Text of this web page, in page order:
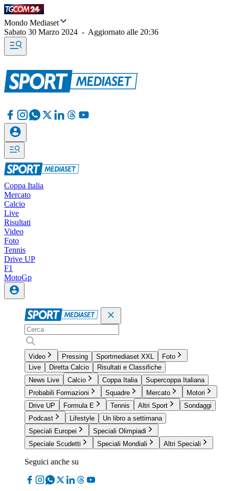
Mondo Mediaset
Sabato 30 Marzo 2024 - Aggiornato alle 20:36
Coppa Italia
Mercato
Calcio
Live
Risultati
Video
Foto
Tennis
Drive UP
F1
MotoGp
Video Pressing Sportmediaset XXL
Foto
Live
Diretta Calcio
Risultati e Classifiche
News Live
Calcio Coppa Italia
Supercoppa Italiana
Probabili Formazioni
Squadre Mercato
Motori
Drive UP
Formula E Tennis Altri Sport
Sondaggi
Podcast
Lifestyle
Un libro a settimana
Speciali Europei
Speciali Olimpiadi
Speciale Scudetti
Speciali Mondiali Altri Speciali
Seguici anche su